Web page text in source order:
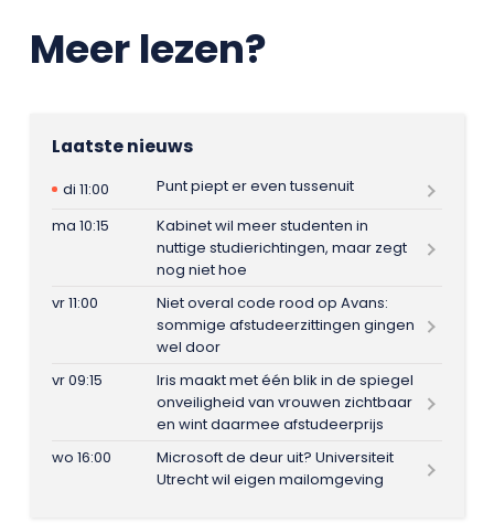
Meer lezen?
Laatste nieuws
di 11:00
Punt piept er even tussenuit
ma 10:15
Kabinet wil meer studenten in
nuttige studierichtingen, maar zegt
nog niet hoe
vr 11:00
Niet overal code rood op Avans:
sommige afstudeerzittingen gingen
wel door
vr 09:15
Iris maakt met één blik in de spiegel
onveiligheid van vrouwen zichtbaar
en wint daarmee afstudeerprijs
wo 16:00
Microsoft de deur uit? Universiteit
Utrecht wil eigen mailomgeving